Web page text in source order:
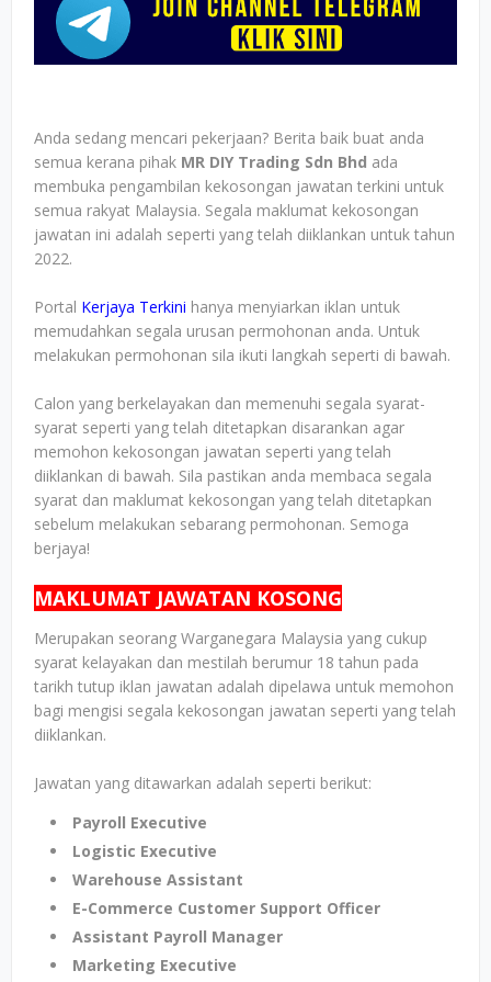
Anda sedang mencari pekerjaan? Berita baik buat anda
semua kerana pihak MR DIY Trading Sdn Bhd ada
membuka pengambilan kekosongan jawatan terkini untuk
semua rakyat Malaysia. Segala maklumat kekosongan
jawatan ini adalah seperti yang telah diiklankan untuk tahun
2022.
Portal Kerjaya Terkini hanya menyiarkan iklan untuk
memudahkan segala urusan permohonan anda. Untuk
melakukan permohonan sila ikuti langkah seperti di bawah.
Calon yang berkelayakan dan memenuhi segala syarat-
syarat seperti yang telah ditetapkan disarankan agar
memohon kekosongan jawatan seperti yang telah
diiklankan di bawah. Sila pastikan anda membaca segala
syarat dan maklumat kekosongan yang telah ditetapkan
sebelum melakukan sebarang permohonan. Semoga
berjaya!
MAKLUMAT JAWATAN KOSONG
Merupakan seorang Warganegara Malaysia yang cukup
syarat kelayakan dan mestilah berumur 18 tahun pada
tarikh tutup iklan jawatan adalah dipelawa untuk memohon
bagi mengisi segala kekosongan jawatan seperti yang telah
diiklankan.
Jawatan yang ditawarkan adalah seperti berikut:
Payroll Executive
Logistic Executive
Warehouse Assistant
E-Commerce Customer Support Officer
Assistant Payroll Manager
Marketing Executive